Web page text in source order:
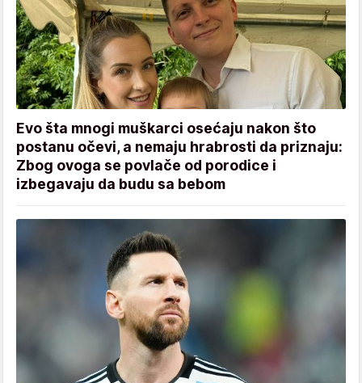
Evo šta mnogi muškarci osećaju nakon što
postanu očevi, a nemaju hrabrosti da priznaju:
Zbog ovoga se povlače od porodice i
izbegavaju da budu sa bebom